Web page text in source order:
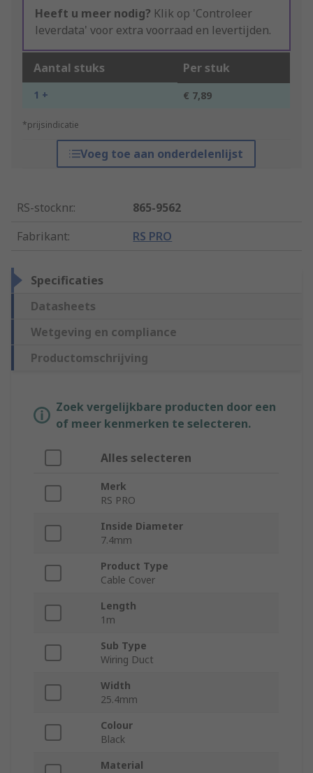
Heeft u meer nodig? Klik op 'Controleer
leverdata' voor extra voorraad en levertijden.
Aantal stuks Per stuk
1 + € 7,89
*prijsindicatie
Voeg toe aan onderdelenlijst
RS-stocknr.:
865-9562
Fabrikant: RS PRO
Specificaties
Datasheets
Wetgeving en compliance
Productomschrijving
Zoek vergelijkbare producten door een
of meer kenmerken te selecteren.
Alles selecteren
Merk
RS PRO
Inside Diameter
7.4mm
Product Type
Cable Cover
Length
1m
Sub Type
Wiring Duct
Width
25.4mm
Colour
Black
Material